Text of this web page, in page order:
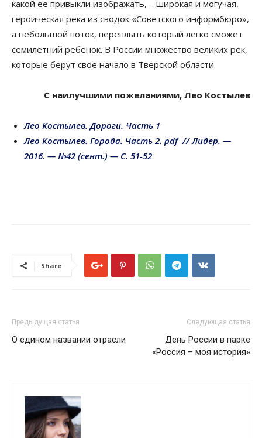
какой ее привыкли изображать, – широкая и могучая,
героическая река из сводок «Советского информбюро»,
а небольшой поток, переплыть который легко сможет
семилетний ребенок. В России множество великих рек,
которые берут свое начало в Тверской области.
С наилучшими пожеланиями, Лео Костылев
Лео Костылев. Дороги. Часть 1
Лео Костылев. Города. Часть 2. pdf // Лидер. —
2016. — №42 (сент.) — С. 51-52
Share
Предыдущая статья
О едином названии отрасли
Следующая статья
День России в парке
«Россия – моя история»